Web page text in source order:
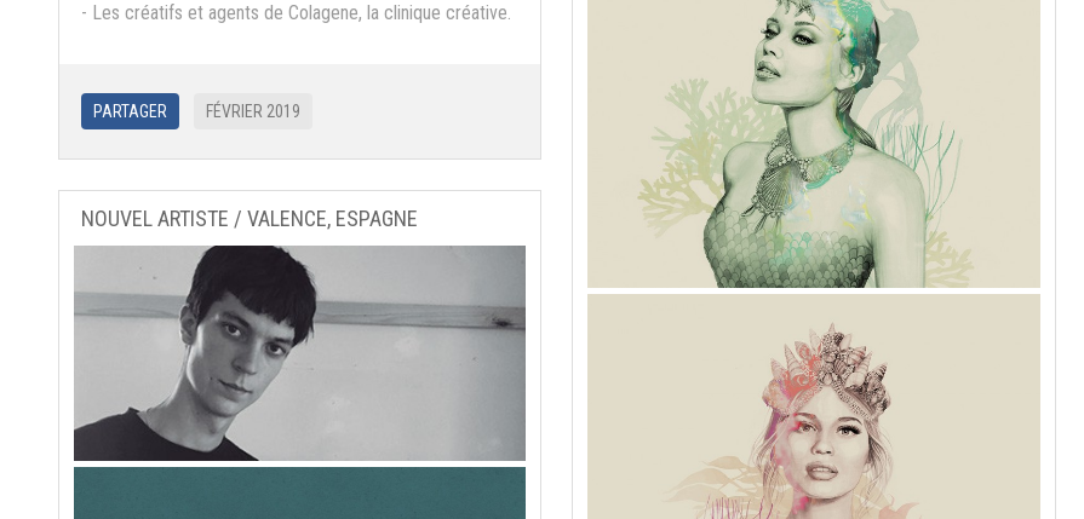
- Les créatifs et agents de Colagene, la clinique créative.
PARTAGER FÉVRIER 2019
NOUVEL ARTISTE / VALENCE, ESPAGNE